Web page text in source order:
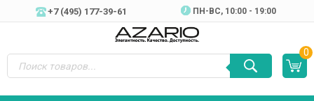
+7 (495) 177-39-61 ПН-ВC, 10:00 - 19:00
0